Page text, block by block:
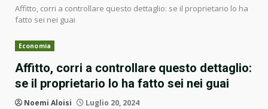
Affitto, corri a controllare questo dettaglio: se il proprietario lo ha
fatto sei nei guai
Economia
Affitto, corri a controllare questo dettaglio:
se il proprietario lo ha fatto sei nei guai
Noemi Aloisi Luglio 20, 2024